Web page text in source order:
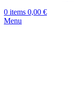
0 items 0,00 €
Menu